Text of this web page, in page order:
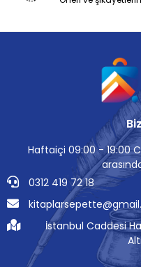
Haftaiçi 09:00 - 19:00
0312 419 72 18
İstanbul Caddesi